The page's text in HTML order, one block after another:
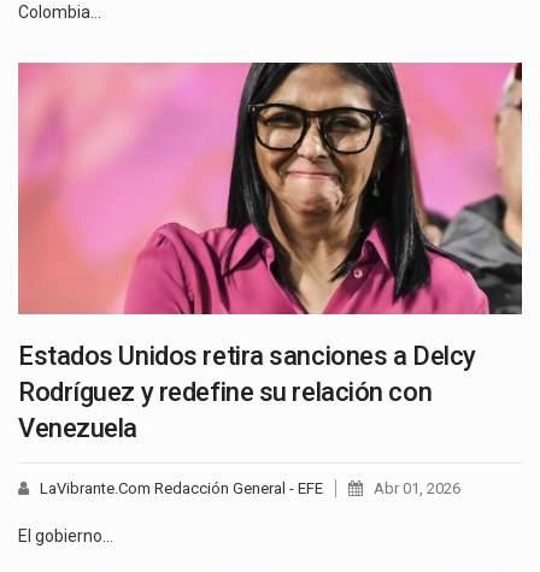
Colombia…
Estados Unidos retira sanciones a Delcy
Rodríguez y redefine su relación con
Venezuela
LaVibrante.Com Redacción General - EFE Abr 01, 2026
El gobierno…